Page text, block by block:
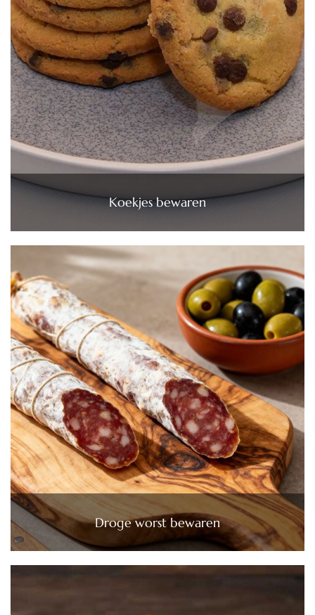
Koekjes bewaren
Droge worst bewaren